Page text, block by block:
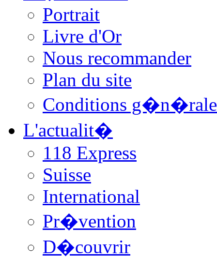
Portrait
Livre d'Or
Nous recommander
Plan du site
Conditions
L'actualit�
118 Express
Suisse
International
Pr�vention
D�couvrir